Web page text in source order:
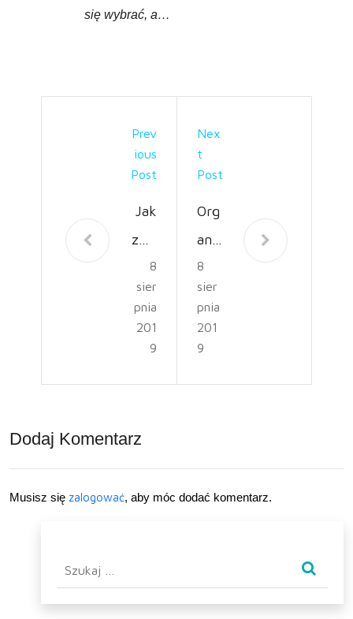
się wybrać, a…
Prev
Ious
Post
Jak
zwa
lczy
ć
plus
kwy
?
8
sier
pnia
201
9
Nex
T
Post
Org
aniz
acja
uro
czy
stoś
ci
bow
ych
8
sier
pnia
201
9
Dodaj Komentarz
Musisz się zalogować, aby móc dodać komentarz.